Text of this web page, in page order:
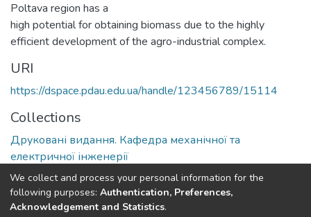
Poltava region has a
high potential for obtaining biomass due to the highly
efficient development of the agro-industrial complex.
URI
https://dspace.pdau.edu.ua/handle/123456789/15114
Collections
Друковані видання. Кафедра механічної та
електричної інженерії
Full item page
We collect and process your personal information for the
following purposes: Authentication, Preferences,
Acknowledgement and Statistics.